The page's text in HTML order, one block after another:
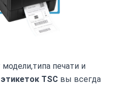
печати и
TSC вы всегда